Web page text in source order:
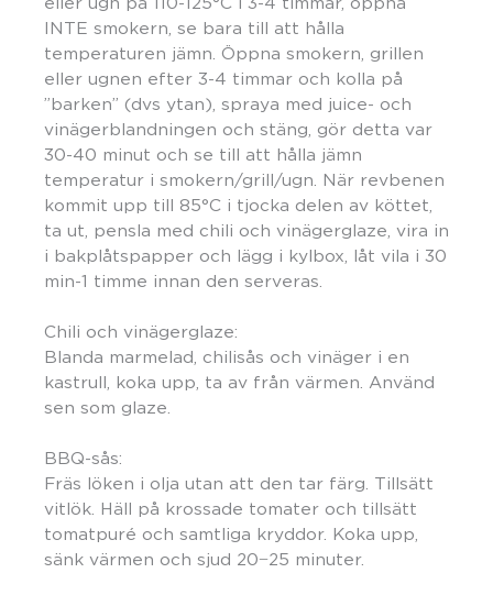
INTE smokern, se bara till att hålla
temperaturen jämn. Öppna smokern, grillen
eller ugnen efter 3-4 timmar och kolla på
”barken” (dvs ytan), spraya med juice- och
vinägerblandningen och stäng, gör detta var
30-40 minut och se till att hålla jämn
temperatur i smokern/grill/ugn. När revbenen
kommit upp till 85°C i tjocka delen av köttet,
ta ut, pensla med chili och vinägerglaze, vira in
i bakplåtspapper och lägg i kylbox, låt vila i 30
min-1 timme innan den serveras.
Chili och vinägerglaze:
Blanda marmelad, chilisås och vinäger i en
kastrull, koka upp, ta av från värmen. Använd
sen som glaze.
BBQ-sås:
Fräs löken i olja utan att den tar färg. Tillsätt
vitlök. Häll på krossade tomater och tillsätt
tomatpuré och samtliga kryddor. Koka upp,
sänk värmen och sjud 20−25 minuter.